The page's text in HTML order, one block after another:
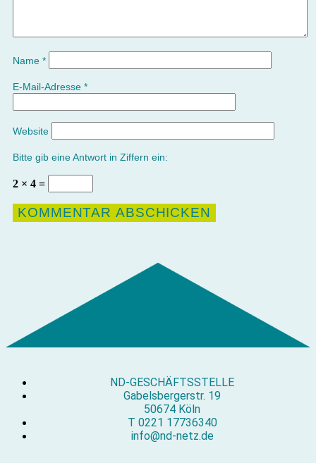
Name *
E-Mail-Adresse *
Website
Bitte gib eine Antwort in Ziffern ein:
2 × 4 =
ND-GESCHÄFTSSTELLE
Gabelsbergerstr. 19
50674 Köln
T 0221 17736340
info@nd-netz.de